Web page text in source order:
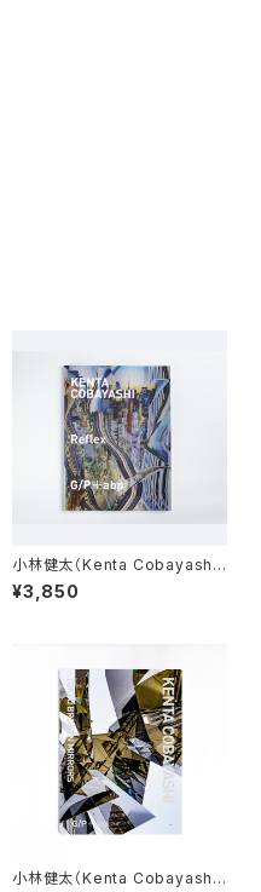
小林健太（Kenta Cobayashi）
Reflex
¥3,850
小林健太（Kenta Cobayashi）